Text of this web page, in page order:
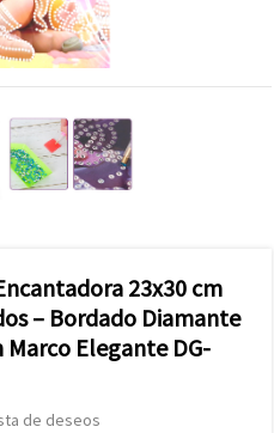
23x30 cm
– Bordado Diamante
Marco Elegante DG-
de deseos